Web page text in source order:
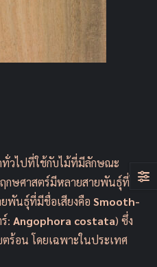
ทั่วไปที่ใช้กับไม้ที่มีลักษณะ
กษศาสตร์มีหลายสายพันธุ์ที่ได้
พันธุ์ที่มีชื่อเสียงคือ Smooth-
: Angophora costata) ซึ่ง
ร้อน โดยเฉพาะในประเทศ